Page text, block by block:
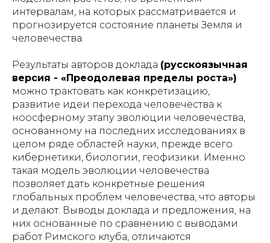
интервалам, на которых рассматривается и
прогнозируется состояние планеты Земля и
человечества.
Результаты авторов доклада (русскоязычная
версия - «Преодолевая пределы роста»)
можно трактовать как конкретизацию,
развитие идеи перехода человечества к
ноосферному этапу эволюции человечества,
основанному на последних исследованиях в
целом ряде областей науки, прежде всего
кибернетики, биологии, геофизики. Именно
такая модель эволюции человечества
позволяет дать конкретные решения
глобальных проблем человечества, что авторы
и делают. Выводы доклада и предложения, на
них основанные по сравнению с выводами
работ Римского клуба, отличаются